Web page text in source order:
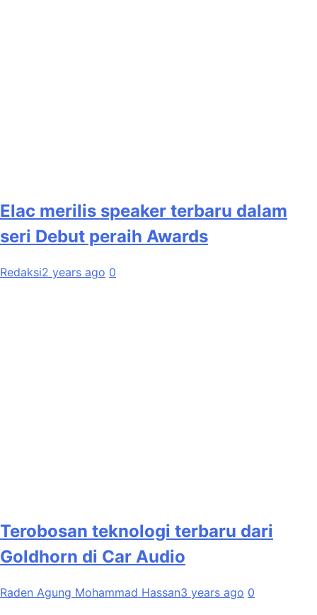
Elac merilis speaker terbaru dalam
seri Debut peraih Awards
Redaksi2 years ago 0
Terobosan teknologi terbaru dari
Goldhorn di Car Audio
Raden Agung Mohammad Hassan3 years ago 0